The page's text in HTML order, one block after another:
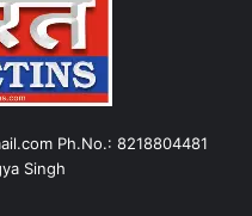
Ph.No.: 8218804481
Singh